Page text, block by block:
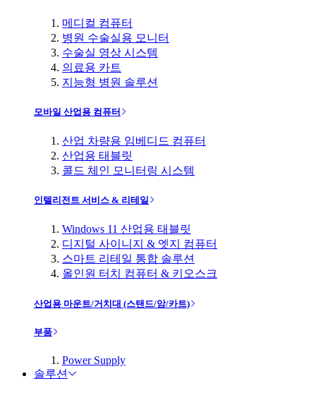
메디컬 컴퓨터
병원 수술실용 모니터
수술실 영상 시스템
의료용 카트
지능형 병원 솔루션
모바일 산업용 컴퓨터
산업 차량용 임베디드 컴퓨터
산업용 태블릿
콜드 체인 모니터링 시스템
인텔리전트 서비스 & 리테일
Windows 11 산업용 태블릿
디지털 사이니지 & 엣지 컴퓨터
스마트 리테일 통합 솔루션
올인원 터치 컴퓨터 & 키오스크
산업용 마운트/거치대 (스탠드/암/카트)
부품
Power Supply
솔루션